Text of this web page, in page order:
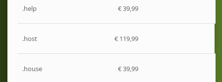
.help € 39,99
.host € 119,99
.house € 39,99